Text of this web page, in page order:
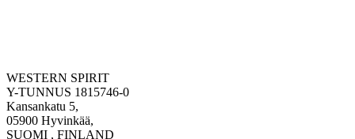
WESTERN SPIRIT
Y-TUNNUS 1815746-0
Kansankatu 5,
05900 Hyvinkää,
SUOMI , FINLAND